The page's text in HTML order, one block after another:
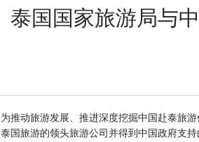
泰国国家旅游局与
为推动旅游发展、推进深度挖掘中国赴泰旅
泰国旅游的领头旅游公司并得到中国政府支